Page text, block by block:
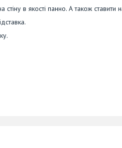
в якості панно. А також ставити